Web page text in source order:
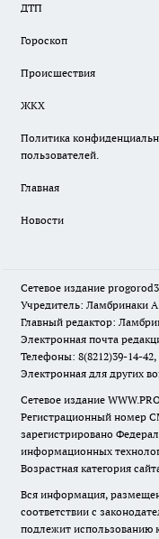
ДТП
Гороскоп
Происшествия
ЖКХ
Политика
пользователей.
Главная
Новости
Сетевое издание
Учредитель: Ламбринаки
Главный редактор:
Электронная почта
Телефоны: 8(8212)39-14-42,
Электронная для других
Сетевое издание
Регистрационный номер
зарегистрировано
информационных
Возрастная категория
Вся информация,
соответствии с
подлежит использованию